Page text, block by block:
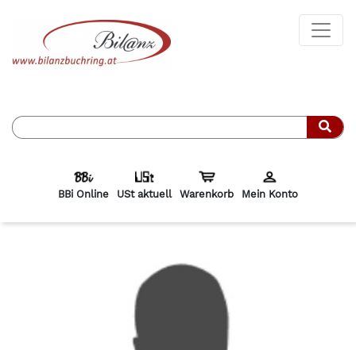
BBi Online USt aktuell Warenkorb Mein Konto